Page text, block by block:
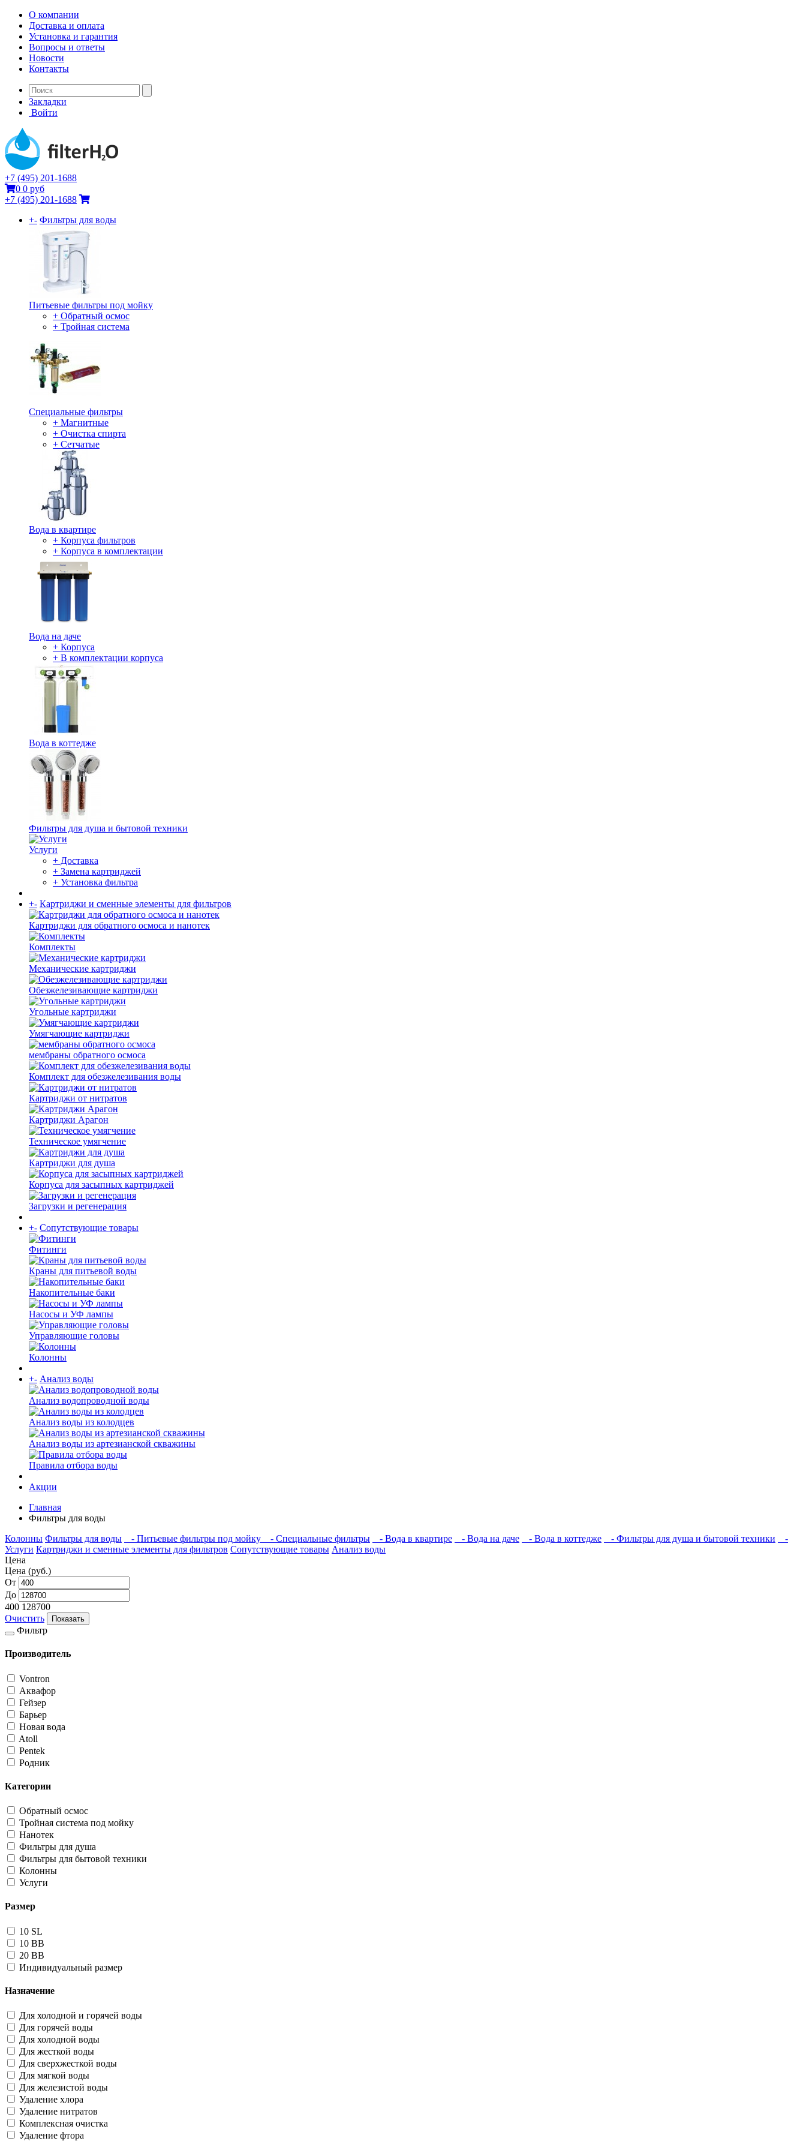
О компании
Доставка и оплата
Установка и гарантия
Вопросы и ответы
Новости
Контакты
Закладки
Войти
+7 (495) 201-1688
0 0 руб
+7 (495) 201-1688
+- Фильтры для воды
Питьевые фильтры под мойку
+ Обратный осмос
+ Тройная система
Специальные фильтры
+ Магнитные
+ Очистка спирта
+ Сетчатые
Вода в квартире
+ Корпуса фильтров
+ Корпуса в комплектации
Вода на даче
+ Корпуса
+ В комплектации корпуса
Вода в коттедже
Фильтры для душа и бытовой техники
Услуги
+ Доставка
+ Замена картриджей
+ Установка фильтра
+- Картриджи и сменные элементы для фильтров
Картриджи для обратного осмоса и нанотек
Комплекты
Механические картриджи
Обезжелезивающие картриджи
Угольные картриджи
Умягчающие картриджи
мембраны обратного осмоса
Комплект для обезжелезивания воды
Картриджи от нитратов
Картриджи Арагон
Техническое умягчение
Картриджи для душа
Корпуса для засыпных картриджей
Загрузки и регенерация
+- Сопутствующие товары
Фитинги
Краны для питьевой воды
Накопительные баки
Насосы и УФ лампы
Управляющие головы
Колонны
+- Анализ воды
Анализ водопроводной воды
Анализ воды из колодцев
Анализ воды из артезианской скважины
Правила отбора воды
Акции
Главная
Фильтры для воды
Колонны Фильтры для воды - Питьевые фильтры под мойку - Специальные фильтры - Вода в квартире - Вода на даче - Вода в коттедже - Фильтры для душа и бытовой техники
-
Услуги Картриджи и сменные элементы для фильтров Сопутствующие товары Анализ воды
Цена
Цена (руб.)
От
До
400 128700
Очистить
Показать
Фильтр
Фильтр
Производитель
Vontron
Аквафор
Гейзер
Барьер
Новая вода
Atoll
Pentek
Родник
Категории
Обратный осмос
Тройная система под мойку
Нанотек
Фильтры для душа
Фильтры для бытовой техники
Колонны
Услуги
Размер
10 SL
10 BB
20 BB
Индивидуальный размер
Назначение
Для холодной и горячей воды
Для горячей воды
Для холодной воды
Для жесткой воды
Для сверхжесткой воды
Для мягкой воды
Для железистой воды
Удаление хлора
Удаление нитратов
Комплексная очистка
Удаление фтора